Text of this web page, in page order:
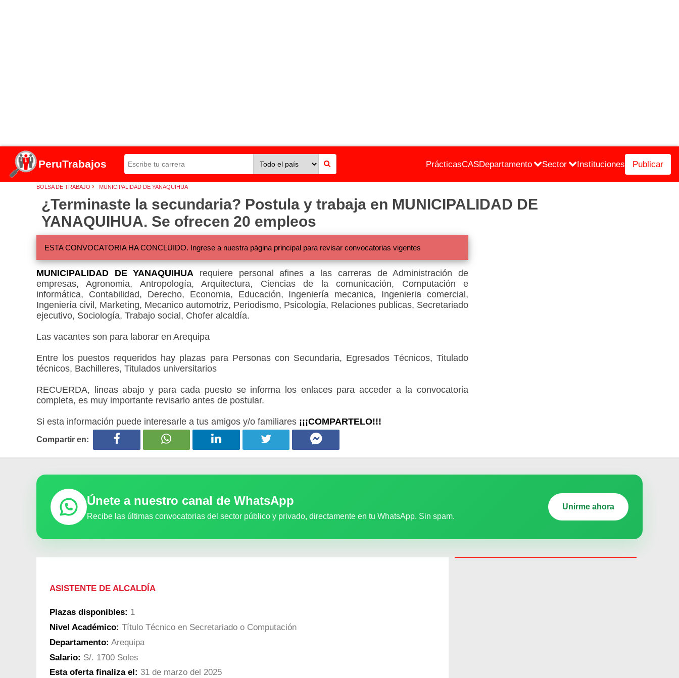
PeruTrabajos PrácticasCASDepartamento Sector Instituciones Publicar
BOLSA DE TRABAJO › MUNICIPALIDAD DE YANAQUIHUA
¿Terminaste la secundaria? Postula y trabaja en MUNICIPALIDAD DE
YANAQUIHUA. Se ofrecen 20 empleos
ESTA CONVOCATORIA HA CONCLUIDO. Ingrese a nuestra página principal para revisar convocatorias vigentes
MUNICIPALIDAD DE YANAQUIHUA requiere personal afines a las carreras de Administración de
empresas, Agronomia, Antropología, Arquitectura, Ciencias de la comunicación, Computación e
informática, Contabilidad, Derecho, Economia, Educación, Ingeniería mecanica, Ingenieria comercial,
Ingeniería civil, Marketing, Mecanico automotriz, Periodismo, Psicología, Relaciones publicas, Secretariado
ejecutivo, Sociología, Trabajo social, Chofer alcaldía.
Las vacantes son para laborar en Arequipa
Entre los puestos requeridos hay plazas para Personas con Secundaria, Egresados Técnicos, Titulado
técnicos, Bachilleres, Titulados universitarios
RECUERDA, lineas abajo y para cada puesto se informa los enlaces para acceder a la convocatoria
completa, es muy importante revisarlo antes de postular.
Si esta información puede interesarle a tus amigos y/o familiares ¡¡¡COMPARTELO!!!
Compartir en:
Únete a nuestro canal de WhatsApp
Recibe las últimas convocatorias del sector público y privado, directamente en tu WhatsApp. Sin spam.
Unirme ahora
ASISTENTE DE ALCALDÍA
Plazas disponibles: 1
Nivel Académico: Título Técnico en Secretariado o Computación
Departamento: Arequipa
Salario: S/. 1700 Soles
Esta oferta finaliza el: 31 de marzo del 2025